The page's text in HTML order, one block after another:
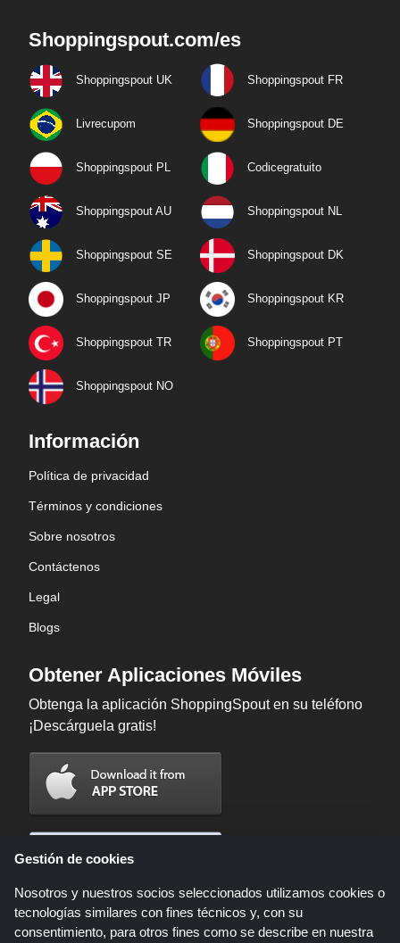
Shoppingspout.com/es
Shoppingspout UK Shoppingspout FR
Livrecupom Shoppingspout DE
Shoppingspout PL Codicegratuito
Shoppingspout AU Shoppingspout NL
Shoppingspout SE Shoppingspout DK
Shoppingspout JP Shoppingspout KR
Shoppingspout TR Shoppingspout PT
Shoppingspout NO
Información
Política de privacidad
Términos y condiciones
Sobre nosotros
Contáctenos
Legal
Blogs
Obtener Aplicaciones Móviles
Obtenga la aplicación ShoppingSpout en su teléfono
¡Descárguela gratis!
Gestión de cookies
Nosotros y nuestros socios seleccionados utilizamos cookies o
tecnologías similares con fines técnicos y, con su
consentimiento, para otros fines como se describe en nuestra